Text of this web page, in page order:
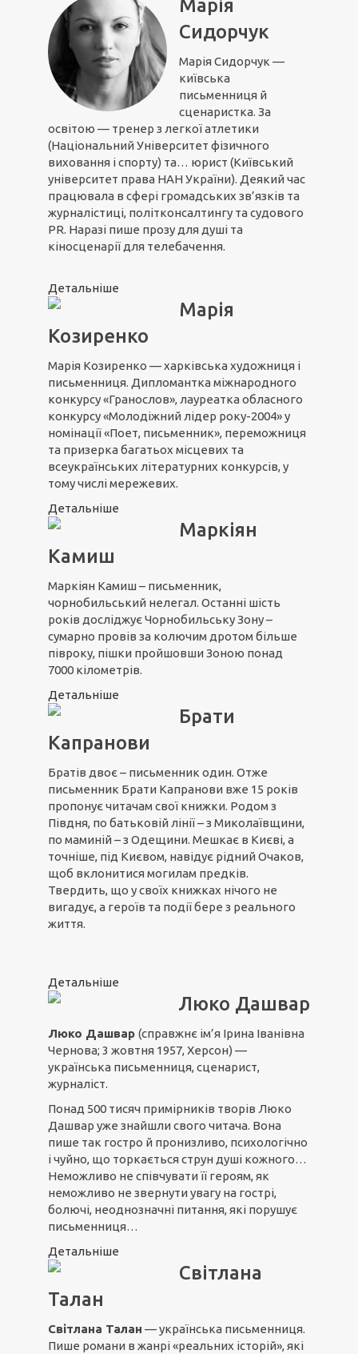
Марія
Сидорчук
Марія Сидорчук —
київська
письменниця й
сценаристка. За
освітою — тренер з легкої атлетики
(Національний Університет фізичного
виховання і спорту) та… юрист (Київський
університет права НАН України). Деякий час
працювала в сфері громадських зв’язків та
журналістиці, політконсалтингу та судового
PR. Наразі пише прозу для душі та
кіносценарії для телебачення.
Детальніше
Марія
Козиренко
Марія Козиренко — харківська художниця і
письменниця. Дипломантка міжнародного
конкурсу «Гранослов», лауреатка обласного
конкурсу «Молодіжний лідер року-2004» у
номінації «Поет, письменник», переможниця
та призерка багатьох місцевих та
всеукраїнських літературних конкурсів, у
тому числі мережевих.
Детальніше
Маркіян
Камиш
Маркіян Камиш – письменник,
чорнобильський нелегал. Останні шість
років досліджує Чорнобильську Зону –
сумарно провів за колючим дротом більше
півроку, пішки пройшовши Зоною понад
7000 кілометрів.
Детальніше
Брати
Капранови
Братів двоє – письменник один. Отже
письменник Брати Капранови вже 15 років
пропонує читачам свої книжки. Родом з
Півдня, по батьковій лінії – з Миколаївщини,
по маминій – з Одещини. Мешкає в Києві, а
точніше, під Києвом, навідує рідний Очаков,
щоб вклонитися могилам предків.
Твердить, що у своїх книжках нічого не
вигадує, а героїв та події бере з реального
життя.
Детальніше
Люко Дашвар
Люко Дашвар (справжнє ім’я Ірина Іванівна
Чернова; 3 жовтня 1957, Херсон) —
українська письменниця, сценарист,
журналіст.
Понад 500 тисяч примірників творів Люко
Дашвар уже знайшли свого читача. Вона
пише так гостро й пронизливо, психологічно
і чуйно, що торкається струн душі кожного…
Неможливо не співчувати її героям, як
неможливо не звернути увагу на гострі,
болючі, неоднозначні питання, які порушує
письменниця…
Детальніше
Світлана
Талан
Світлана Талан — українська письменниця.
Пише романи в жанрі «реальних історій», які